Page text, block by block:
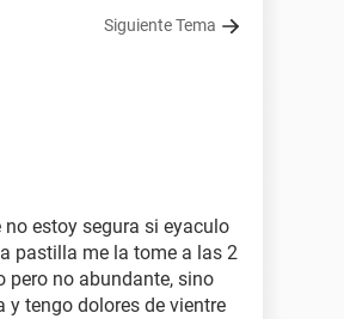
Siguiente Tema
estoy segura si eyaculo
pastilla me la tome a las 2
pero no abundante, sino
tengo dolores de vientre